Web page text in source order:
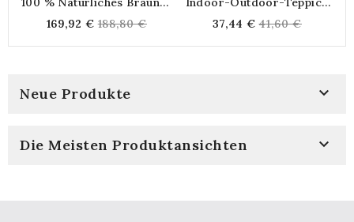
169,92 € Regular
price
188,80 €
120 X 180 Cm
37,44 € Regular
price
41,60 €
Neue Produkte 
Die Meisten Produktansichten 